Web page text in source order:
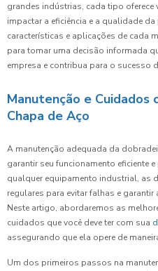
grandes indústrias, cada tipo
impactar a eficiência e a qualidade
características e aplicações de cada
para tomar uma decisão informada
empresa e contribua para o sucesso
Manutenção e Cuidados
Chapa de Aço
A manutenção adequada da
garantir seu funcionamento eficiente
qualquer equipamento industrial, as
regulares para evitar falhas e
Neste artigo, abordaremos as
cuidados que você deve ter com sua
assegurando que ela opere de
Um dos primeiros passos na